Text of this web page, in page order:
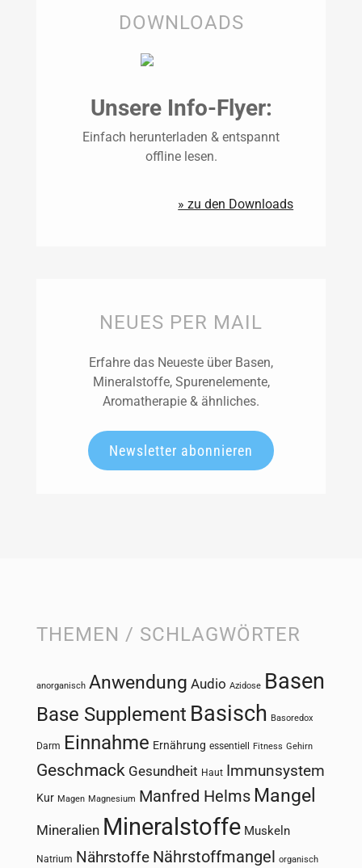
DOWNLOADS
Unsere Info-Flyer:
Einfach herunterladen & entspannt
offline lesen.
» zu den Downloads
NEUES PER MAIL
Erfahre das Neueste über Basen,
Mineralstoffe, Spurenelemente,
Aromatherapie & ähnliches.
Newsletter abonnieren
THEMEN / SCHLAGWÖRTER
anorganisch Anwendung Audio Azidose Basen
Base Supplement Basisch Basoredox
Darm Einnahme Ernährung essentiell Fitness Gehirn
Geschmack Gesundheit Haut Immunsystem
Kur Magen Magnesium Manfred Helms Mangel
Mineralien Mineralstoffe Muskeln
Natrium Nährstoffe Nährstoffmangel organisch